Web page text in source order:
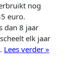
nog
euro.
dan 8 jaar
elk jaar
Lees verder »